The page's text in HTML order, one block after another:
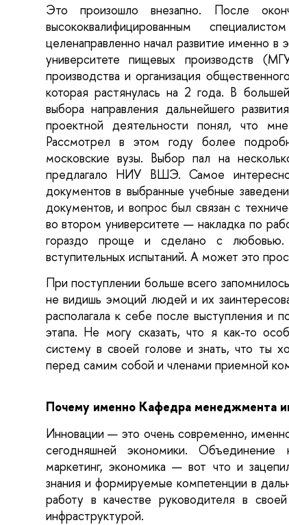
Это произошло внезапно. После
высококвалифицированным
целенаправленно начал развитие именно
университете пищевых производств
производства и организация
которая растянулась на 2 года. В
выбора направления дальнейшего
проектной деятельности понял, что
Рассмотрел в этом году более
московские вузы. Выбор пал на
предлагало НИУ ВШЭ. Самое
документов в выбранные учебные
документов, и вопрос был связан с
во втором университете — накладка по
гораздо проще и сделано с
вступительных испытаний. А может это
При поступлении больше всего
не видишь эмоций людей и их
располагала к себе после выступления и
этапа. Не могу сказать, что я как-то
систему в своей голове и знать, что ты
перед самим собой и членами приемной
Почему именно Кафедра менеджмента
Инновации — это очень современно,
сегодняшней экономики. Объединение
маркетинг, экономика — вот что и
знания и формируемые компетенции в
работу в качестве руководителя в
инфраструктурой.